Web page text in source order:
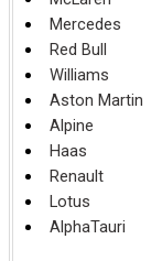
Mercedes
Red Bull
Williams
Aston Martin
Alpine
Haas
Renault
Lotus
AlphaTauri